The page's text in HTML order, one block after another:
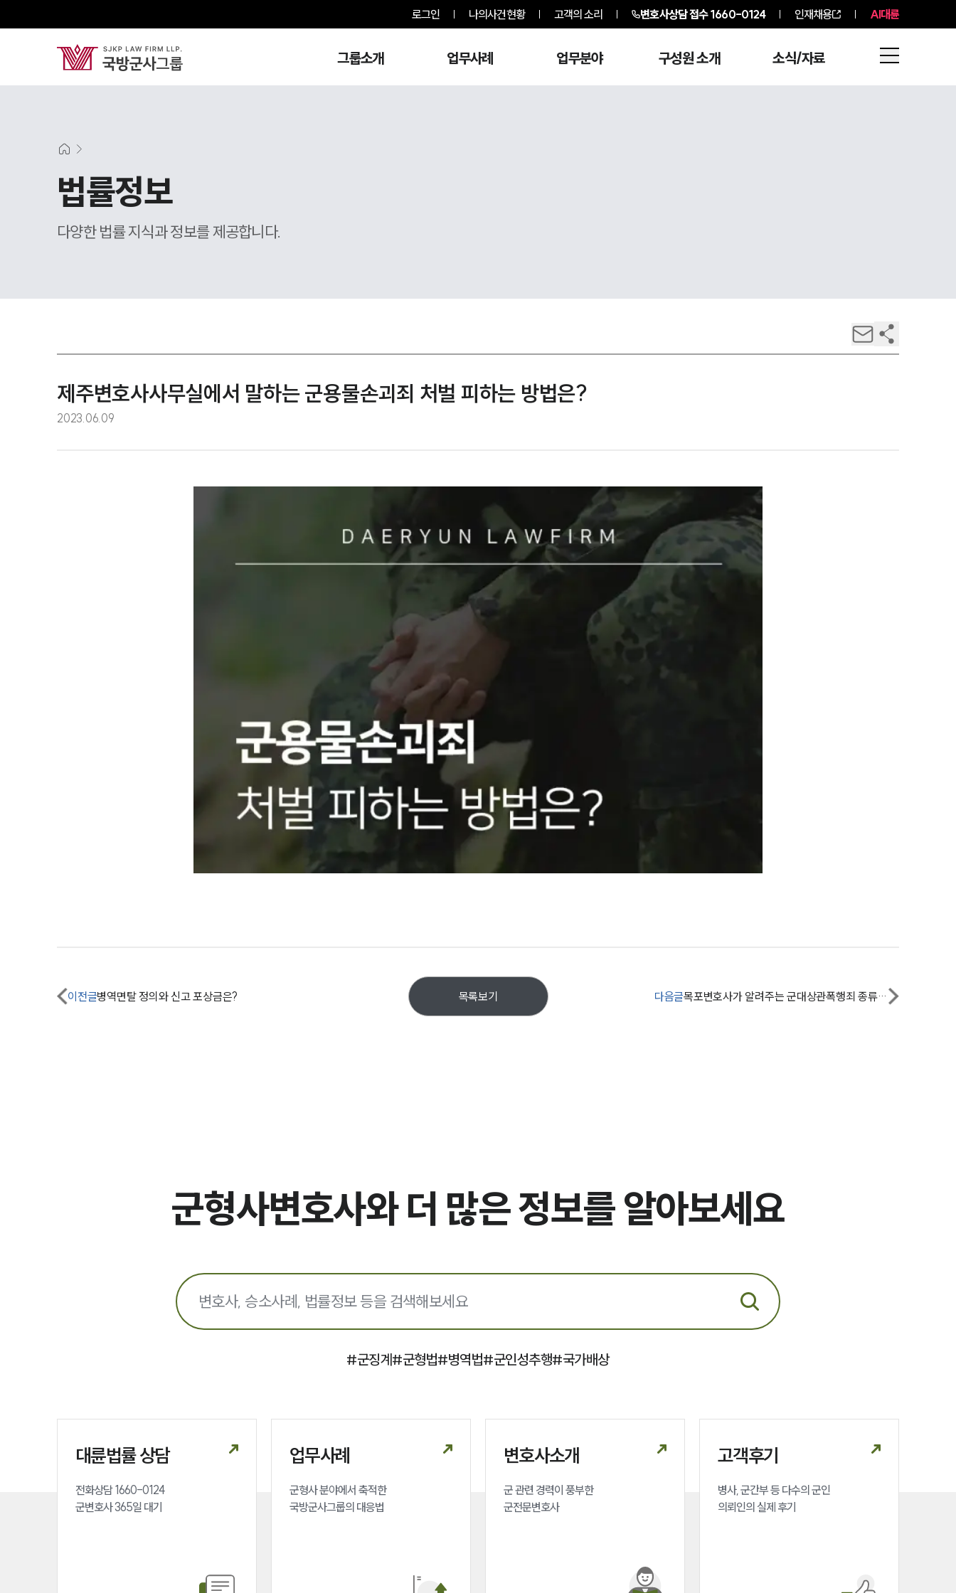
로그인 나의사건현황 고객의 소리 변호사상담 접수1660-0124 인재채용 AI대륜
그룹소개 업무사례 업무분야 구성원 소개 소식/자료
글로벌 파트너 로펌
통합검색
AI대륜
법률지식인
고객후기
법률정보
다양한 법률 지식과 정보를 제공합니다.
제주변호사사무실에서 말하는 군용물손괴죄 처벌 피하는 방법은?
2023.06.09
이전글병역면탈 정의와 신고 포상금은? 목록보기 다음글 목포변호사가 알려주는 군대상관폭행죄 종류와 처벌수위
군형사변호사와더 많은 정보를 알아보세요
#군징계#군형법#병역법#군인성추행#국가배상
대륜법률 상담
전화상담 1660-0124
군변호사 365일 대기
업무사례
군형사 분야에서 축적한
국방군사그룹의 대응법
변호사소개
군 관련 경력이 풍부한
군전문변호사
고객후기
병사, 군간부 등 다수의 군인
의뢰인의 실제 후기